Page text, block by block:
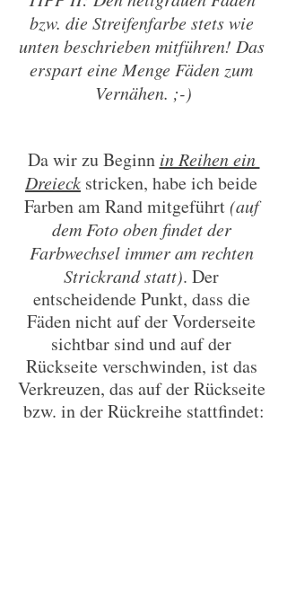
bzw. die Streifenfarbe stets wie
unten beschrieben mitführen! Das
erspart eine Menge Fäden zum
Vernähen. ;-)
Da wir zu Beginn in Reihen ein
Dreieck stricken, habe ich beide
Farben am Rand mitgeführt (auf
dem Foto oben findet der
Farbwechsel immer am rechten
Strickrand statt). Der
entscheidende Punkt, dass die
Fäden nicht auf der Vorderseite
sichtbar sind und auf der
Rückseite verschwinden, ist das
Verkreuzen, das auf der Rückseite
bzw. in der Rückreihe stattfindet: